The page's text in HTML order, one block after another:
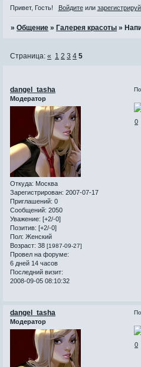
Привет, Гость! Войдитеили
»Общение »Галерея красоты »
Страница:« 1 2 3 4 5
dangel_tasha
Модератор
Откуда: Москва
Зарегистрирован: 2007-07-17
Приглашений: 0
Сообщений: 2050
Уважение: [+2/-0]
Позитив: [+2/-0]
Пол: Женский
Возраст: 38 [1987-09-27]
Провел на форуме:
6 дней 14 часов
Последний визит:
2008-09-05 08:10:32
0
dangel_tasha
Модератор
0